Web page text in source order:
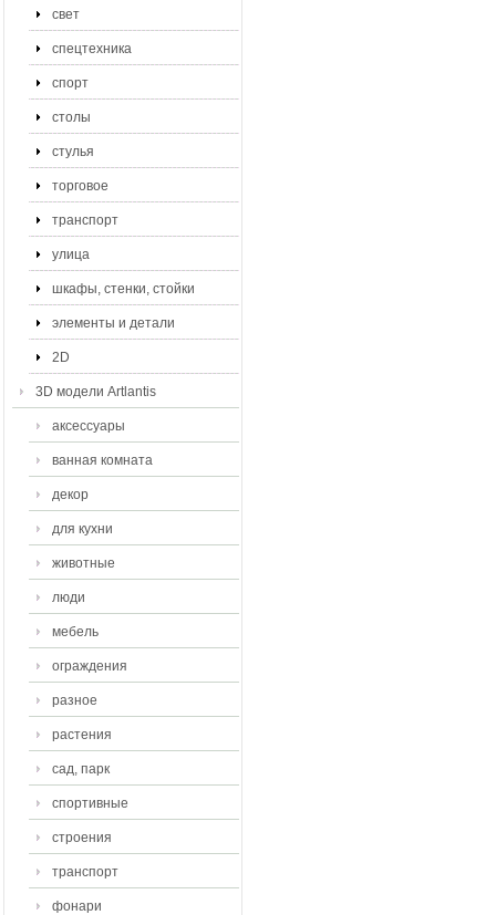
свет
спецтехника
спорт
столы
стулья
торговое
транспорт
улица
шкафы, стенки, стойки
элементы и детали
2D
3D модели Artlantis
аксессуары
ванная комната
декор
для кухни
животные
люди
мебель
ограждения
разное
растения
сад, парк
спортивные
строения
транспорт
фонари